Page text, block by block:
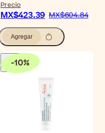
Precio
MX$423.39 MX$604.84
Agregar
-10%